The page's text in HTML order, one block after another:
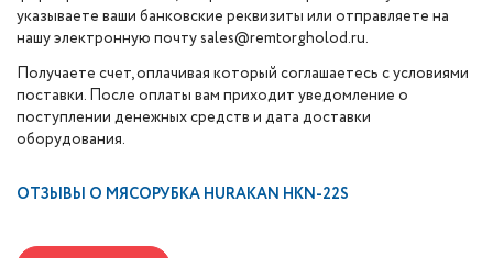
указываете ваши банковские реквизиты или отправляете на
нашу электронную почту sales@remtorgholod.ru.
Получаете счет, оплачивая который соглашаетесь с условиями
поставки. После оплаты вам приходит уведомление о
поступлении денежных средств и дата доставки
оборудования.
ОТЗЫВЫ О МЯСОРУБКА HURAKAN HKN-22S